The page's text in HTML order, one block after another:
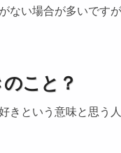
ない場合が多いです
こと？
きという意味と思う